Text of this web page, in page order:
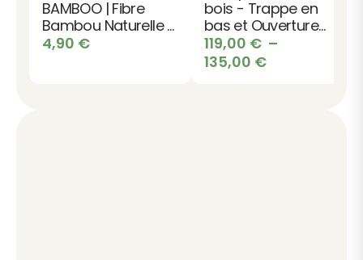
BAMBOO | Fibre
Bambou Naturelle &
Latex
4,90 €
bois - Trappe en
bas et Ouverture
haute
119,00 € –
135,00 €Plage